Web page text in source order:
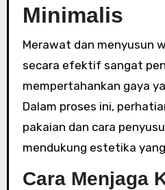
Minimalis
Merawat dan menyusun
secara efektif sangat
mempertahankan gaya
Dalam proses ini,
pakaian dan cara
mendukung estetika
Cara Menjaga